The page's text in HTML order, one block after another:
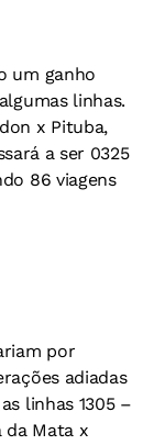
um ganho
linhas.
x Pituba,
a ser 0325
86 viagens
por
adiadas
linhas 1305 –
da Mata x